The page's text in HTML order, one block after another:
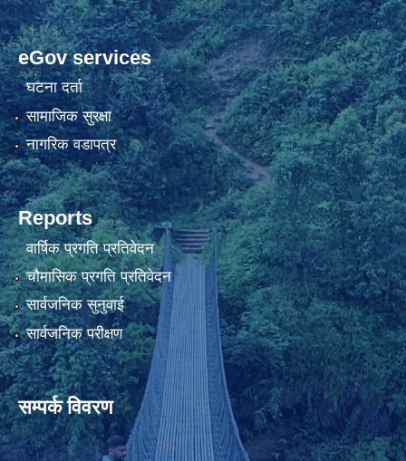
eGov services
घटना दर्ता
सामाजिक सुरक्षा
नागरिक वडापत्र
Reports
वार्षिक प्रगति प्रतिवेदन
चौमासिक प्रगति प्रतिवेदन
सार्वजनिक सुनुवाई
सार्वजनिक परीक्षण
सम्पर्क विवरण